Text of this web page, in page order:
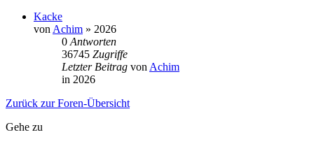
Kacke
von Achim » 2026
0 Antworten
36745 Zugriffe
Letzter Beitrag von Achim
in 2026
Zurück zur Foren-Übersicht
Gehe zu